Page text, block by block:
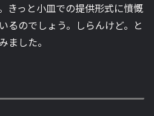
きっと小皿での提供形式に憤慨
るのでしょう。しらんけど。と
ました。